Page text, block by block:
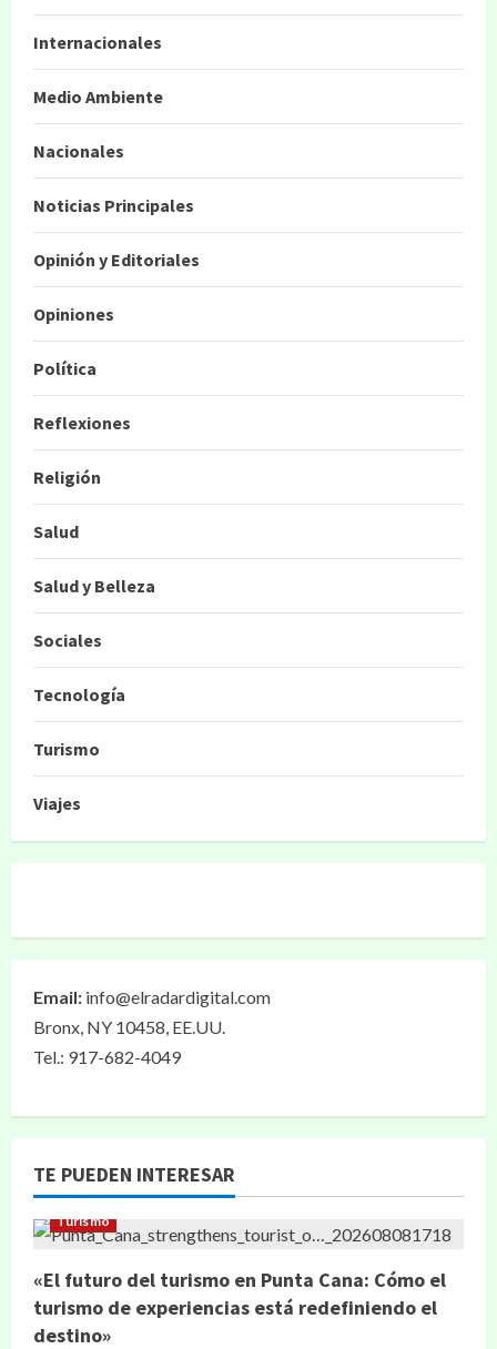
Internacionales
Medio Ambiente
Nacionales
Noticias Principales
Opinión y Editoriales
Opiniones
Política
Reflexiones
Religión
Salud
Salud y Belleza
Sociales
Tecnología
Turismo
Viajes
Email: info@elradardigital.com
Bronx, NY 10458, EE.UU.
Tel.: 917-682-4049
TE PUEDEN INTERESAR
Turismo
«El futuro del turismo en Punta Cana: Cómo el
turismo de experiencias está redefiniendo el
destino»